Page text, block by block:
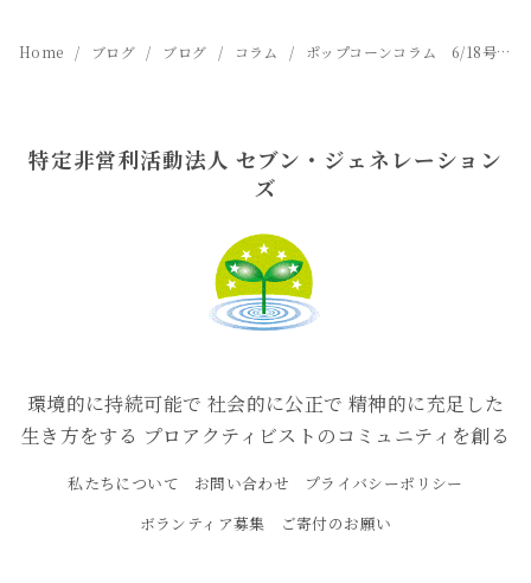
Home ブログ ブログ コラム ポップコーンコラム 6/18号 瞑想のススメ
特定非営利活動法人 セブン・ジェネレーション
ズ
環境的に持続可能で 社会的に公正で 精神的に充足した
生き方をする プロアクティビストのコミュニティを創る
私たちについて お問い合わせ
プライバシーポリシー
ボランティア募集
ご寄付のお願い